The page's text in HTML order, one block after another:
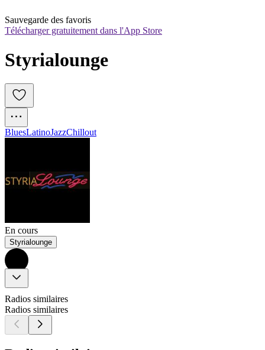
Sauvegarde des favoris
Télécharger gratuitement dans l'App Store
Styrialounge
BluesLatinoJazzChillout
En cours
Styrialounge
Radios similaires
Radios similaires